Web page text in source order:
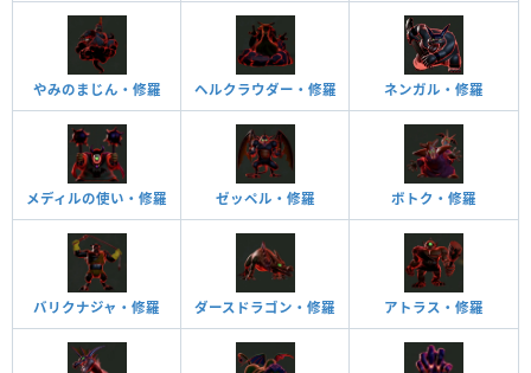
やみのまじん・修羅 ヘルクラウダー・修羅 ネンガル・修羅
メディルの使い・修羅 ゼッペル・修羅 ボトク・修羅
バリクナジャ・修羅 ダースドラゴン・修羅 アトラス・修羅